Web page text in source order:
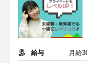
給与